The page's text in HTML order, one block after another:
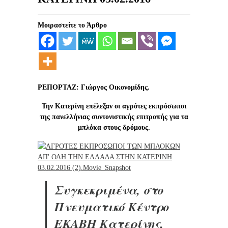
Μοιραστείτε το Άρθρο
ΡΕΠΟΡΤΑΖ: Γιώργος Οικονομίδης.
Την Κατερίνη επέλεξαν οι αγρότες εκπρόσωποι
της πανελλήνιας συντονιστικής επιτροπής για τα
μπλόκα στους δρόμους.
Συγκεκριμένα, στο
Πνευματικό Κέντρο
ΕΚΑΒΗ Κατερίνης,